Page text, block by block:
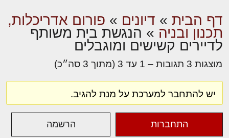
דף הבית » דיונים » פורום אדריכלות,
תכנון ובניה » הנגשת בית משותף
לדיירים קשישים ומוגבלים
מוצגות 3 תגובות – 1 עד 3 (מתוך 3 סה״כ)
יש להתחבר למערכת על מנת להגיב.
התחברות הרשמה